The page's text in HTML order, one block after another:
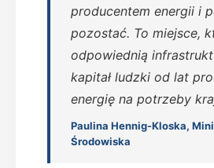
producentem energii i
pozostać. To miejsce,
odpowiednią
kapitał ludzki od lat
energię na potrzeby
Paulina Hennig-Kloska,
Środowiska